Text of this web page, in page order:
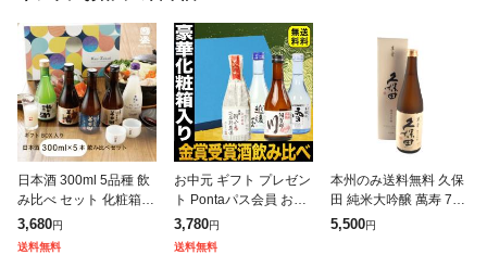
日本酒 300ml 5品種 飲
み比べ セット 化粧箱 /
ギフト お酒 セット お
中元 御中元 敬老の日
大吟醸 純米吟醸 國盛
3,680円
送料無料
お中元 ギフト プレゼン
ト Pontaパス会員 お酒
日本酒 各地の銘酒 飲み
比べ 飲みきりサイズ4
本セット 300ml×4本
3,780円
送料無料
本州のみ送料無料 久保
田 純米大吟醸 萬寿 720
ml 化粧箱入り 新潟県
5,500円